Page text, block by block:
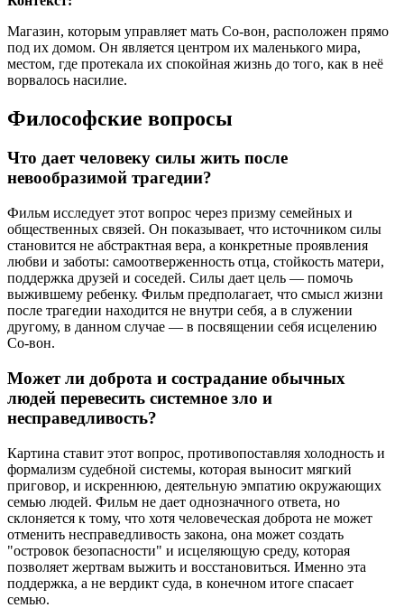
Магазин, которым управляет мать Со-вон, расположен прямо
под их домом. Он является центром их маленького мира,
местом, где протекала их спокойная жизнь до того, как в неё
ворвалось насилие.
Философские вопросы
Что дает человеку силы жить после
невообразимой трагедии?
Фильм исследует этот вопрос через призму семейных и
общественных связей. Он показывает, что источником силы
становится не абстрактная вера, а конкретные проявления
любви и заботы: самоотверженность отца, стойкость матери,
поддержка друзей и соседей. Силы дает цель — помочь
выжившему ребенку. Фильм предполагает, что смысл жизни
после трагедии находится не внутри себя, а в служении
другому, в данном случае — в посвящении себя исцелению
Со-вон.
Может ли доброта и сострадание обычных
людей перевесить системное зло и
несправедливость?
Картина ставит этот вопрос, противопоставляя холодность и
формализм судебной системы, которая выносит мягкий
приговор, и искреннюю, деятельную эмпатию окружающих
семью людей. Фильм не дает однозначного ответа, но
склоняется к тому, что хотя человеческая доброта не может
отменить несправедливость закона, она может создать
"островок безопасности" и исцеляющую среду, которая
позволяет жертвам выжить и восстановиться. Именно эта
поддержка, а не вердикт суда, в конечном итоге спасает
семью.